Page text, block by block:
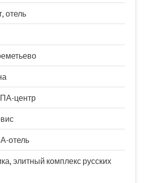
отель
центр
отель
элитный комплекс русских